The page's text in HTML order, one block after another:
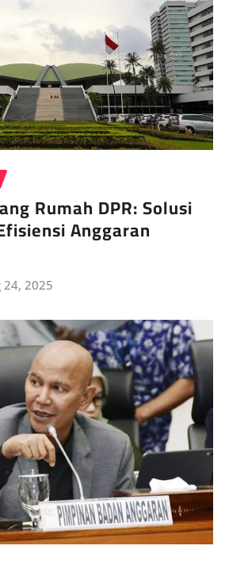
Rumah DPR: Solusi
Anggaran
24, 2025